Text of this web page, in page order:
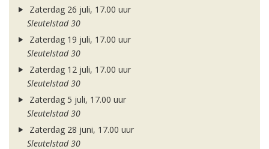
Zaterdag 26 juli, 17.00 uur
Sleutelstad 30
Zaterdag 19 juli, 17.00 uur
Sleutelstad 30
Zaterdag 12 juli, 17.00 uur
Sleutelstad 30
Zaterdag 5 juli, 17.00 uur
Sleutelstad 30
Zaterdag 28 juni, 17.00 uur
Sleutelstad 30